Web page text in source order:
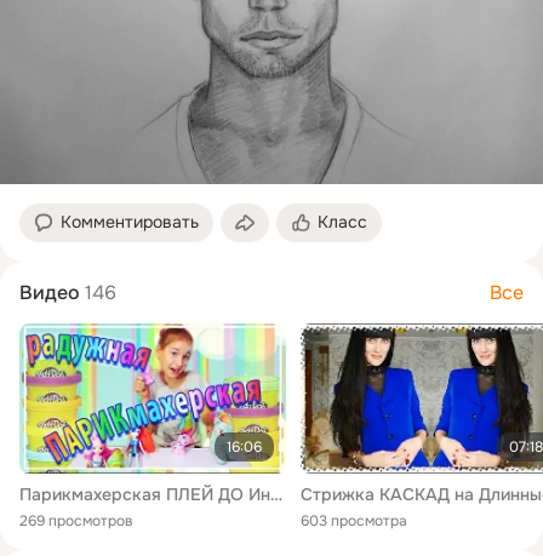
Комментировать Класс
Видео 146 Все
16:06
Парикмахерская ПЛЕЙ ДО Интересные игрушки для детей Радужная грива от РАДУГИ Дураляшки детский канал
269 просмотров
07:18
603 просмотра